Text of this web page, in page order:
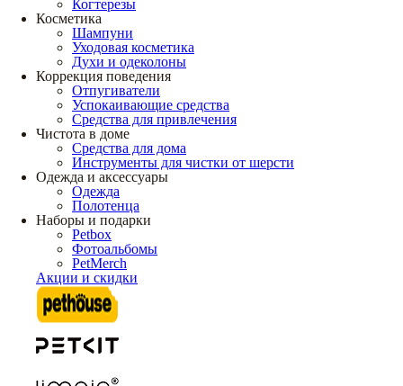
Когтерезы
Косметика
Шампуни
Уходовая косметика
Духи и одеколоны
Коррекция поведения
Отпугиватели
Успокаивающие средства
Средства для привлечения
Чистота в доме
Средства для дома
Инструменты для чистки от шерсти
Одежда и аксессуары
Одежда
Полотенца
Наборы и подарки
Petbox
Фотоальбомы
PetMerch
Акции и скидки